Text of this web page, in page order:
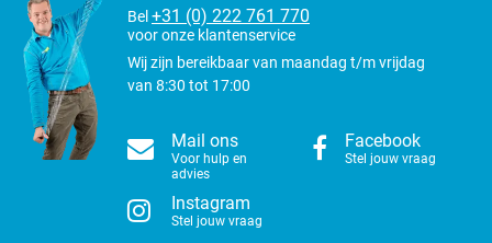
Bel +31 (0) 222 761 770
voor onze klantenservice
Wij zijn bereikbaar van maandag t/m vrijdag
van 8:30 tot 17:00
Mail ons
Voor hulp en
advies
Facebook
Stel jouw vraag
Instagram
Stel jouw vraag